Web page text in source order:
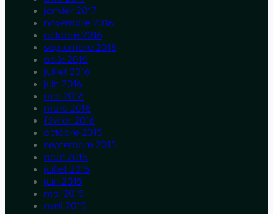
janvier 2017
novembre 2016
octobre 2016
septembre 2016
août 2016
juillet 2016
juin 2016
mai 2016
mars 2016
février 2016
octobre 2015
septembre 2015
août 2015
juillet 2015
juin 2015
mai 2015
avril 2015